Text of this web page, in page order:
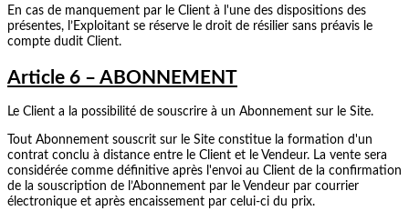
En cas de manquement par le Client à l'une des dispositions des
présentes, l’Exploitant se réserve le droit de résilier sans préavis le
compte dudit Client.
Article 6 – ABONNEMENT
Le Client a la possibilité de souscrire à un Abonnement sur le Site.
Tout Abonnement souscrit sur le Site constitue la formation d'un
contrat conclu à distance entre le Client et le Vendeur. La vente sera
considérée comme définitive après l'envoi au Client de la confirmation
de la souscription de l’Abonnement par le Vendeur par courrier
électronique et après encaissement par celui-ci du prix.